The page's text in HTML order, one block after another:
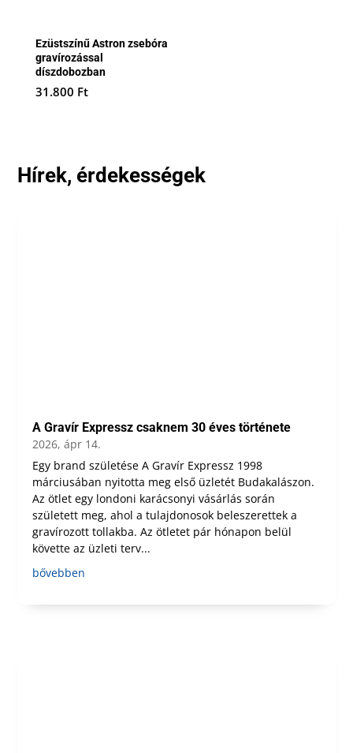
Ezüstszínű Astron zsebóra
gravírozással
díszdobozban
31.800 Ft
Hírek, érdekességek
A Gravír Expressz csaknem 30 éves története
2026, ápr 14.
Egy brand születése A Gravír Expressz 1998
márciusában nyitotta meg első üzletét Budakalászon.
Az ötlet egy londoni karácsonyi vásárlás során
született meg, ahol a tulajdonosok beleszerettek a
gravírozott tollakba. Az ötletet pár hónapon belül
követte az üzleti terv...
bővebben